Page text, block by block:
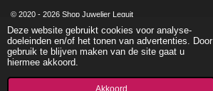
Deze website gebruikt cookies voor analyse-
doeleinden en/of het tonen van advertenties. Door
gebruik te blijven maken van de site gaat u
hiermee akkoord.
Akkoord
© 2020 - 2026 Shop Juwelier Leguit
Powered byJouwWeb